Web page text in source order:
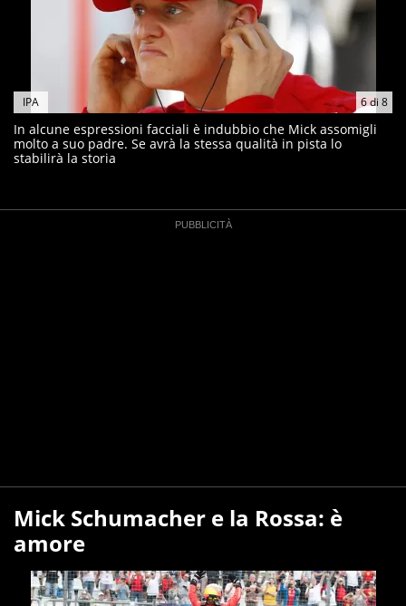
6di 8
IPA
In alcune espressioni facciali è indubbio che Mick assomigli
molto a suo padre. Se avrà la stessa qualità in pista lo
stabilirà la storia
Mick Schumacher e la Rossa: è
amore